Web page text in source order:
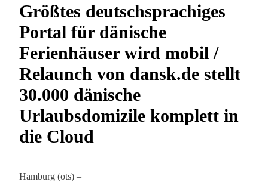
Größtes deutschsprachiges
Portal für dänische
Ferienhäuser wird mobil /
Relaunch von dansk.de stellt
30.000 dänische
Urlaubsdomizile komplett in
die Cloud
Hamburg (ots) –